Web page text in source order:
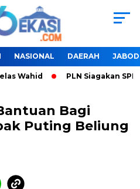
NASIONAL DAERAH
Wahid PLN Siagakan
Bagi
Puting Beliung